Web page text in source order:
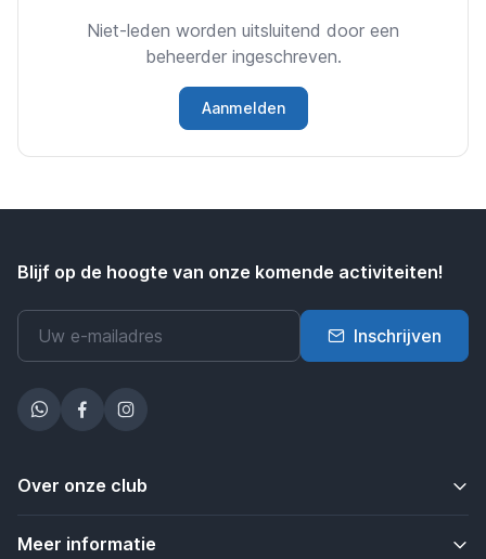
Niet-leden worden uitsluitend door een
beheerder ingeschreven.
Aanmelden
Blijf op de hoogte van onze komende activiteiten!
Inschrijven
Over onze club
Meer informatie